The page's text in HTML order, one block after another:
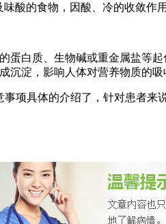
酸的食物，因酸、冷的收敛作
蛋白质、生物碱或重金属盐等
沉淀，影响人体对营养物质的吸
事项具体的介绍了，针对患者